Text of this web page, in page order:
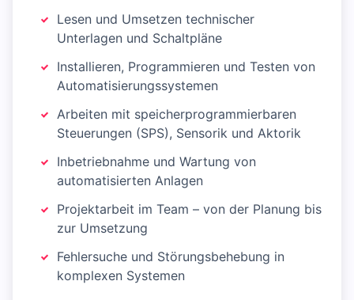
Lesen und Umsetzen technischer
Unterlagen und Schaltpläne
Installieren, Programmieren und Testen von
Automatisierungssystemen
Arbeiten mit speicherprogrammierbaren
Steuerungen (SPS), Sensorik und Aktorik
Inbetriebnahme und Wartung von
automatisierten Anlagen
Projektarbeit im Team – von der Planung bis
zur Umsetzung
Fehlersuche und Störungsbehebung in
komplexen Systemen